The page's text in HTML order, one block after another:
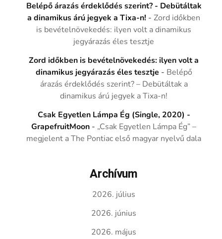
Belépő árazás érdeklődés szerint? - Debütáltak
a dinamikus árú jegyek a Tixa-n! -Zord időkben
is bevételnövekedés: ilyen volt a dinamikus
jegyárazás éles tesztje
Zord időkben is bevételnövekedés: ilyen volt a
dinamikus jegyárazás éles tesztje - Belépő
árazás érdeklődés szerint? – Debütáltak a
dinamikus árú jegyek a Tixa-n!
Csak Egyetlen Lámpa Ég (Single, 2020) -
GrapefruitMoon - „Csak Egyetlen Lámpa Ég” –
megjelent a The Pontiac első magyar nyelvű dala
Archívum
2026. július
2026. június
2026. május